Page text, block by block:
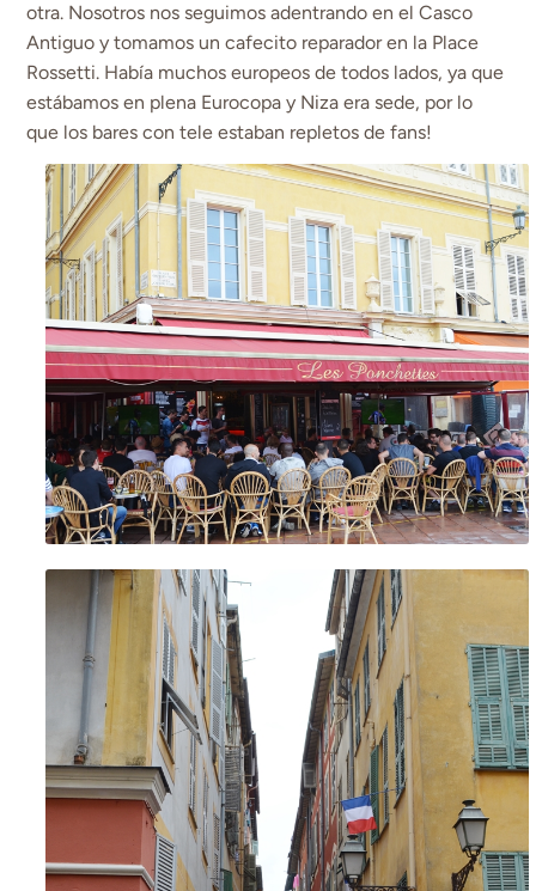
otra. Nosotros nos seguimos adentrando en el Casco
Antiguo y tomamos un cafecito reparador en la Place
Rossetti. Había muchos europeos de todos lados, ya que
estábamos en plena Eurocopa y Niza era sede, por lo
que los bares con tele estaban repletos de fans!